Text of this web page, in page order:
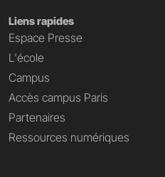
Liens rapides
Espace Presse
L'école
Campus
Accès campus Paris
Partenaires
Ressources numériques